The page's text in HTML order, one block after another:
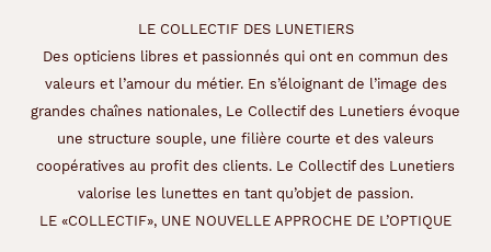
LE COLLECTIF DES LUNETIERS
Des opticiens libres et passionnés qui ont en commun des
valeurs et l’amour du métier. En s’éloignant de l’image des
grandes chaînes nationales, Le Collectif des Lunetiers évoque
une structure souple, une filière courte et des valeurs
coopératives au profit des clients. Le Collectif des Lunetiers
valorise les lunettes en tant qu’objet de passion.
LE «COLLECTIF», UNE NOUVELLE APPROCHE DE L’OPTIQUE